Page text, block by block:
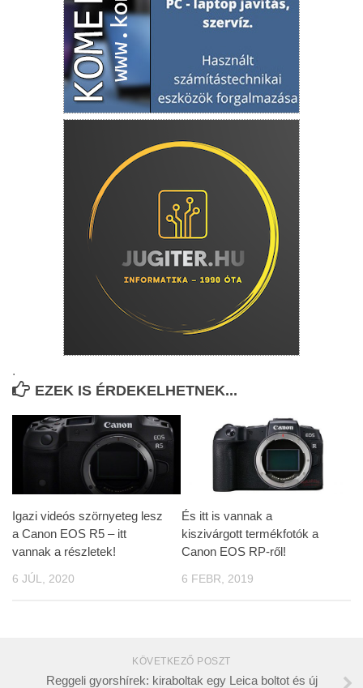
.
EZEK IS ÉRDEKELHETNEK...
Igazi videós szörnyeteg lesz
a Canon EOS R5 – itt
vannak a részletek!
6 JÚL, 2020
És itt is vannak a
kiszivárgott termékfotók a
Canon EOS RP-ről!
6 FEBR, 2019
KÖVETKEZŐ POSZT
Reggeli gyorshírek: kiraboltak egy Leica boltot és új